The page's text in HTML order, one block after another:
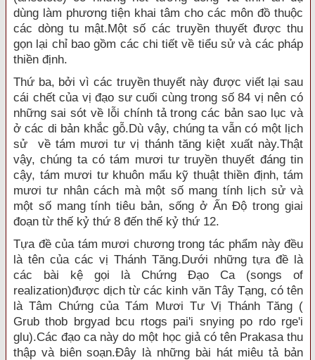
dùng làm phương tiện khai tâm cho các môn đồ thuộc
các dòng tu mật.Một số các truyền thuyết được thu
gọn lại chỉ bao gồm các chi tiết về tiểu sử và các pháp
thiền định.
Thứ ba, bởi vì các truyền thuyết này được viết lại sau
cái chết của vị đạo sư cuối cùng trong số 84 vị nên có
những sai sót về lỗi chính tả trong các bản sao lục và
ở các di bản khắc gỗ.Dù vậy, chúng ta vẫn có một lịch
sử về tám mươi tư vị thánh tăng kiệt xuất này.Thật
vậy, chúng ta có tám mươi tư truyền thuyết đáng tin
cậy, tám mươi tư khuôn mẩu kỹ thuật thiền định, tám
mươi tư nhân cách mà một số mang tính lịch sử và
một số mang tính tiêu bản, sống ở Ấn Ðộ trong giai
đoạn từ thế kỷ thứ 8 đến thế kỷ thứ 12.
Tựa đề của tám mươi chương trong tác phẩm này đều
là tên của các vị Thánh Tăng.Dưới những tựa đề là
các bài kệ gọi là Chứng Ðạo Ca (songs of
realization)được dịch từ các kinh văn Tây Tạng, có tên
là Tâm Chứng của Tám Mươi Tư Vị Thánh Tăng (
Grub thob brgyad bcu rtogs pai'i snying po rdo rge'i
glu).Các đạo ca này do một học giả có tên Prakasa thu
thập và biên soạn.Ðây là những bài hát miêu tả bản